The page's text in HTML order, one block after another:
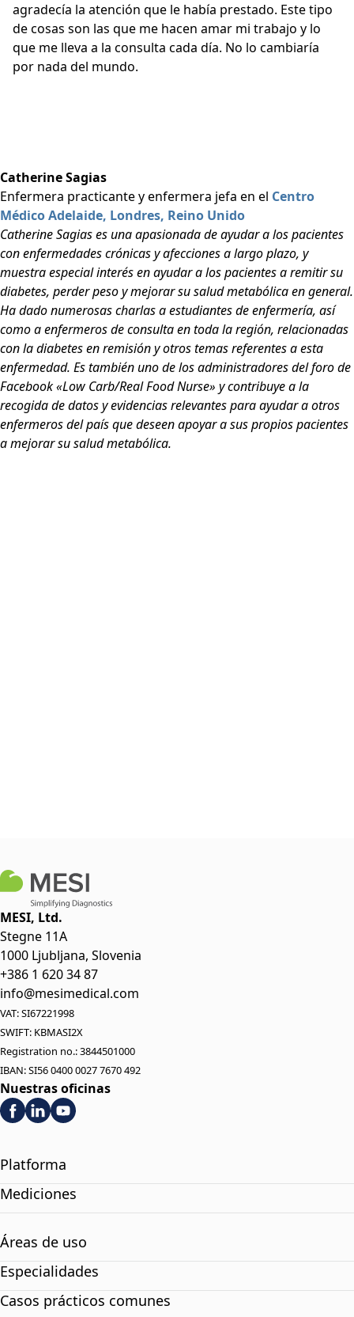
agradecía la atención que le había prestado. Este tipo
de cosas son las que me hacen amar mi trabajo y lo
que me lleva a la consulta cada día. No lo cambiaría
por nada del mundo.
Catherine Sagias
Enfermera practicante y enfermera jefa en el Centro
Médico Adelaide, Londres, Reino Unido
Catherine Sagias es una apasionada de ayudar a los pacientes
con enfermedades crónicas y afecciones a largo plazo, y
muestra especial interés en ayudar a los pacientes a remitir su
diabetes, perder peso y mejorar su salud metabólica en general.
Ha dado numerosas charlas a estudiantes de enfermería, así
como a enfermeros de consulta en toda la región, relacionadas
con la diabetes en remisión y otros temas referentes a esta
enfermedad. Es también uno de los administradores del foro de
Facebook «Low Carb/Real Food Nurse» y contribuye a la
recogida de datos y evidencias relevantes para ayudar a otros
enfermeros del país que deseen apoyar a sus propios pacientes
a mejorar su salud metabólica.
MESI, Ltd.
Stegne 11A
1000 Ljubljana, Slovenia
+386 1 620 34 87
info@mesimedical.com
VAT: SI67221998
SWIFT: KBMASI2X
Registration no.: 3844501000
IBAN: SI56 0400 0027 7670 492
Nuestras oficinas
Platforma
Mediciones
Áreas de uso
Especialidades
Casos prácticos comunes